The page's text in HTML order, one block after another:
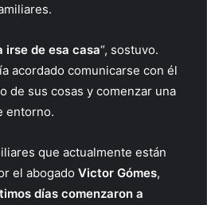
irse de esa casa“, sostuvo.
acordado comunicarse con él
de sus cosas y comenzar una
entorno.
que actualmente están
el abogado Victor Gómes,
días comenzaron a